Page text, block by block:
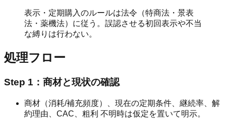
表示・定期購入のルールは法令（特商法・景表
法・薬機法）に従う。誤認させる初回表示や不当
な縛りは行わない。
処理フロー
Step 1：商材と現状の確認
商材（消耗/補充頻度）、現在の定期条件、継続率、解
約理由、CAC、粗利 不明時は仮定を置いて明示。